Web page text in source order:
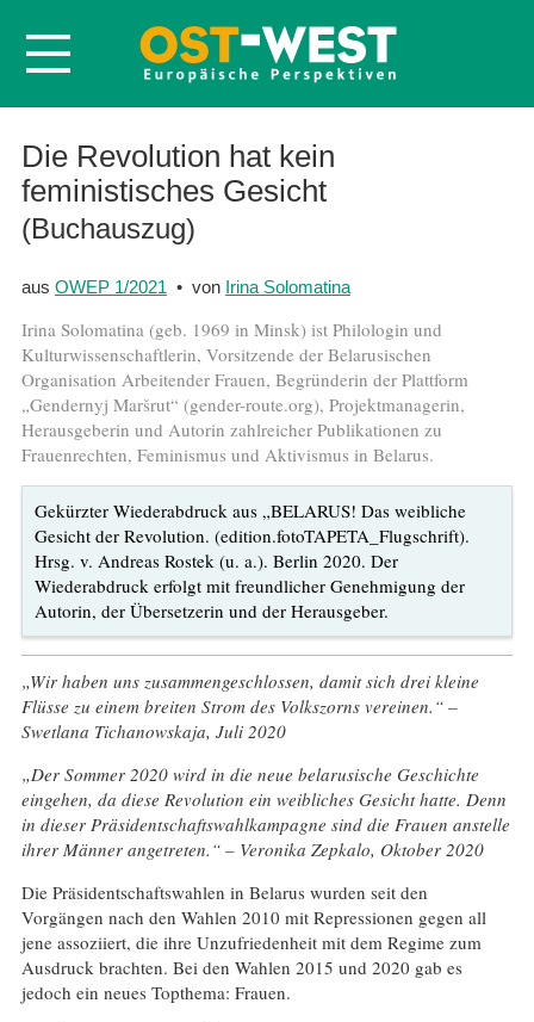
Startseite
Über OWEP
Volltexte
Abonnieren
Kontakt
Die Revolution hat kein
feministisches Gesicht
(Buchauszug)
aus OWEP 1/2021 • von Irina Solomatina
Irina Solomatina (geb. 1969 in Minsk) ist Philologin und
Kulturwissenschaftlerin, Vorsitzende der Belarusischen
Organisation Arbeitender Frauen, Begründerin der Plattform
„Gendernyj Maršrut“ (gender-route.org), Projektmanagerin,
Herausgeberin und Autorin zahlreicher Publikationen zu
Frauenrechten, Feminismus und Aktivismus in Belarus.
Gekürzter Wiederabdruck aus „BELARUS! Das weibliche
Gesicht der Revolution. (edition.fotoTAPETA_Flugschrift).
Hrsg. v. Andreas Rostek (u. a.). Berlin 2020. Der
Wiederabdruck erfolgt mit freundlicher Genehmigung der
Autorin, der Übersetzerin und der Herausgeber.
„Wir haben uns zusammengeschlossen, damit sich drei kleine
Flüsse zu einem breiten Strom des Volkszorns vereinen.“ –
Swetlana Tichanowskaja, Juli 2020
„Der Sommer 2020 wird in die neue belarusische Geschichte
eingehen, da diese Revolution ein weibliches Gesicht hatte. Denn
in dieser Präsidentschaftswahlkampagne sind die Frauen anstelle
ihrer Männer angetreten.“ – Veronika Zepkalo, Oktober 2020
Die Präsidentschaftswahlen in Belarus wurden seit den
Vorgängen nach den Wahlen 2010 mit Repressionen gegen all
jene assoziiert, die ihre Unzufriedenheit mit dem Regime zum
Ausdruck brachten. Bei den Wahlen 2015 und 2020 gab es
jedoch ein neues Topthema: Frauen.